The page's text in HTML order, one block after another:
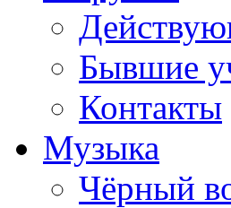
Бывшие
Контакты
Музыка
Чёрный